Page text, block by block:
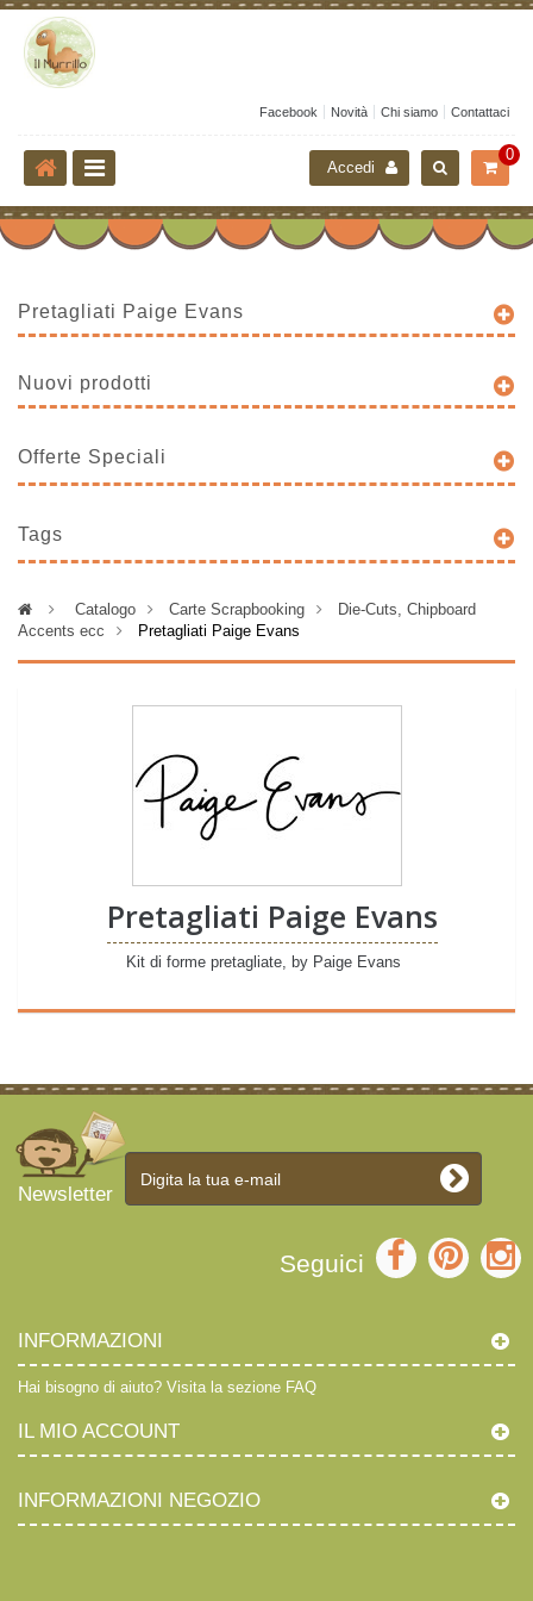
Facebook Novità Chi siamo Contattaci
0
Accedi
Pretagliati Paige Evans
Nuovi prodotti
Offerte Speciali
Tags
> Catalogo > Carte Scrapbooking >
Die-Cuts, Chipboard
Accents ecc
> Pretagliati Paige Evans
Pretagliati Paige Evans
Kit di forme pretagliate, by Paige Evans
Newsletter
Seguici
INFORMAZIONI
Hai bisogno di aiuto? Visita la sezione FAQ
IL MIO ACCOUNT
INFORMAZIONI NEGOZIO